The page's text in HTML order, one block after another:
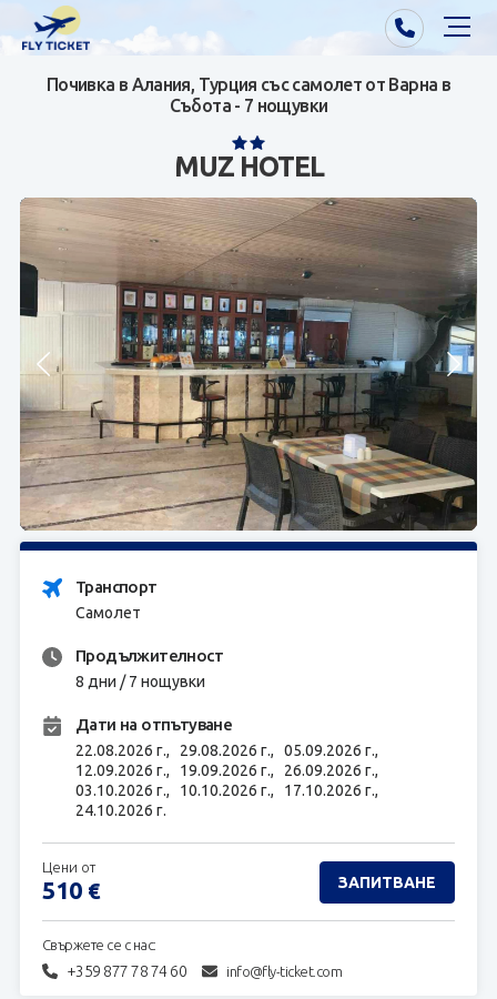
Почивки от Варна
Почивки от София/Пловдив/Бургас
Самолетни билети
Визи
Контакти
За нас
ЗАПИТВАНЕ
Почивка в Алания, Турция със самолет от Варна в
Събота - 7 нощувки
MUZ HOTEL
Транспорт
Самолет
Продължителност
8 дни / 7 нощувки
Дати на отпътуване
22.08.2026 г., 29.08.2026 г., 05.09.2026 г.,
12.09.2026 г., 19.09.2026 г., 26.09.2026 г.,
03.10.2026 г., 10.10.2026 г., 17.10.2026 г.,
24.10.2026 г.
Свържете се с нас:
+359 877 78 74 60 info@fly-ticket.com
Цени от
510 € ЗАПИТВАНЕ